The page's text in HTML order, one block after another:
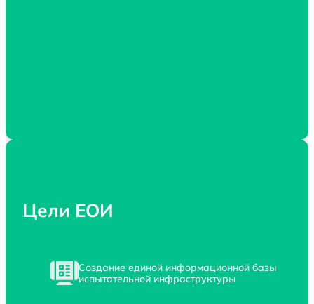
Цели ЕОИ
Создание единой информационной базы
испытательной инфраструктуры